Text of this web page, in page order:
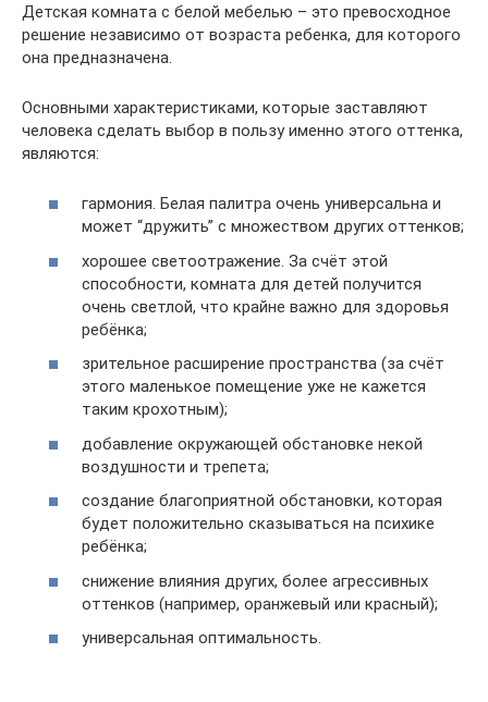
Детская комната с белой мебелью – это превосходное
решение независимо от возраста ребенка, для которого
она предназначена.
Основными характеристиками, которые заставляют
человека сделать выбор в пользу именно этого оттенка,
являются:
гармония. Белая палитра очень универсальна и
может “дружить” с множеством других оттенков;
хорошее светоотражение. За счёт этой
способности, комната для детей получится
очень светлой, что крайне важно для здоровья
ребёнка;
зрительное расширение пространства (за счёт
этого маленькое помещение уже не кажется
таким крохотным);
добавление окружающей обстановке некой
воздушности и трепета;
создание благоприятной обстановки, которая
будет положительно сказываться на психике
ребёнка;
снижение влияния других, более агрессивных
оттенков (например, оранжевый или красный);
универсальная оптимальность.